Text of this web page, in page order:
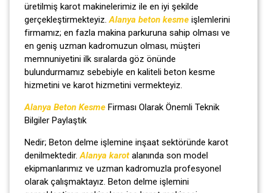
üretilmiş karot makinelerimiz ile en iyi şekilde
gerçekleştirmekteyiz.Alanya beton kesme işlemlerini
firmamız; en fazla makina parkuruna sahip olması ve
en geniş uzman kadromuzun olması, müşteri
memnuniyetini ilk sıralarda göz önünde
bulundurmamız sebebiyle en kaliteli beton kesme
hizmetini ve karot hizmetini vermekteyiz.
Alanya Beton Kesme Firması Olarak Önemli Teknik
Bilgiler Paylaştık
Nedir; Beton delme işlemine inşaat sektöründe karot
denilmektedir.Alanya karotalanında son model
ekipmanlarımız ve uzman kadromuzla profesyonel
olarak çalışmaktayız. Beton delme işlemini